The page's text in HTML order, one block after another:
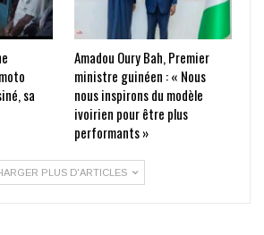
sa
Amadou Oury Bah, Premier
ministre guinéen : « Nous
nous inspirons du modèle
ivoirien pour être plus
performants »
PLUS D'ARTICLES